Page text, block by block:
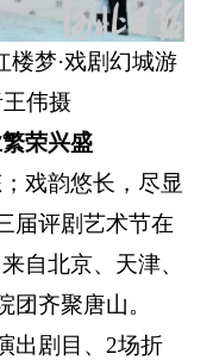
楼梦·戏剧幻城游
伟摄
荣兴盛
戏韵悠长，尽显
届评剧艺术节在
自北京、天津、
团齐聚唐山。
出剧目、2场折